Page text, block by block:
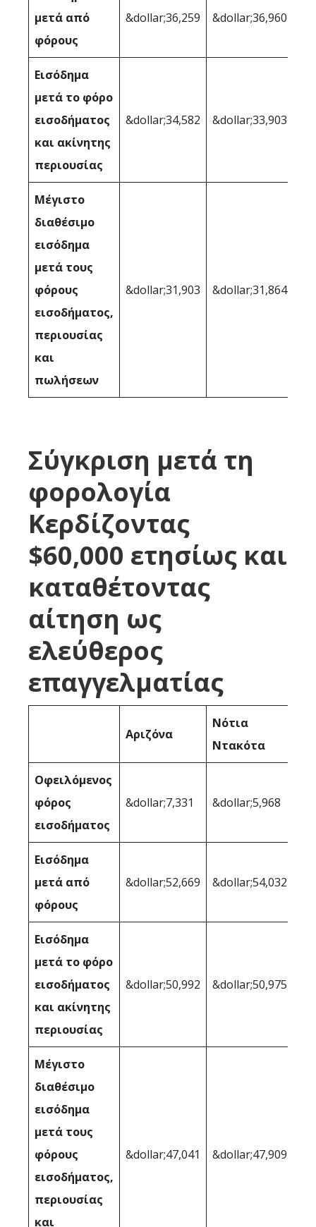
μετά από
φόρους
&dollar;36,259 &dollar;36,960
Εισόδημα
μετά το φόρο
εισοδήματος
και ακίνητης
περιουσίας
&dollar;34,582 &dollar;33,903
Μέγιστο
διαθέσιμο
εισόδημα
μετά τους
φόρους
εισοδήματος,
περιουσίας
και
πωλήσεων
&dollar;31,903 &dollar;31,864
Σύγκριση μετά τη
φορολογία
Κερδίζοντας
$60,000 ετησίως και
καταθέτοντας
αίτηση ως
ελεύθερος
επαγγελματίας
Αριζόνα
Νότια
Ντακότα
Οφειλόμενος
φόρος
εισοδήματος
&dollar;7,331 &dollar;5,968
Εισόδημα
μετά από
φόρους
&dollar;52,669 &dollar;54,032
Εισόδημα
μετά το φόρο
εισοδήματος
και ακίνητης
περιουσίας
&dollar;50,992 &dollar;50,975
Μέγιστο
διαθέσιμο
εισόδημα
μετά τους
φόρους
εισοδήματος,
περιουσίας
και
&dollar;47,041 &dollar;47,909